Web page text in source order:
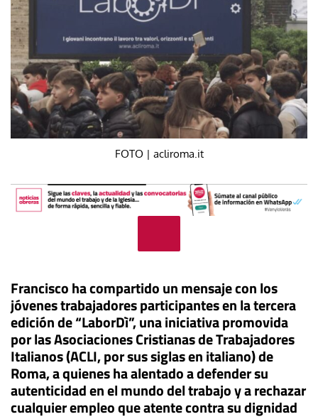
FOTO | acliroma.it
Francisco ha compartido un mensaje con los
jóvenes trabajadores participantes en la tercera
edición de “LaborDì”, una iniciativa promovida
por las Asociaciones Cristianas de Trabajadores
Italianos (ACLI, por sus siglas en italiano) de
Roma, a quienes ha alentado a defender su
autenticidad en el mundo del trabajo y a rechazar
cualquier empleo que atente contra su dignidad